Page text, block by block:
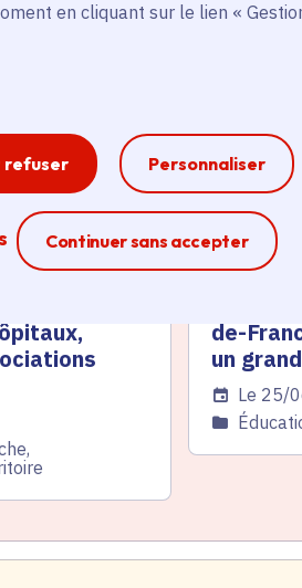
en cliquant sur le lien «
refuser Personnaliser
Continuer sans accepter
Ferme la modale
« Mon
de-
un
Date de
Le 25/
Catégorie